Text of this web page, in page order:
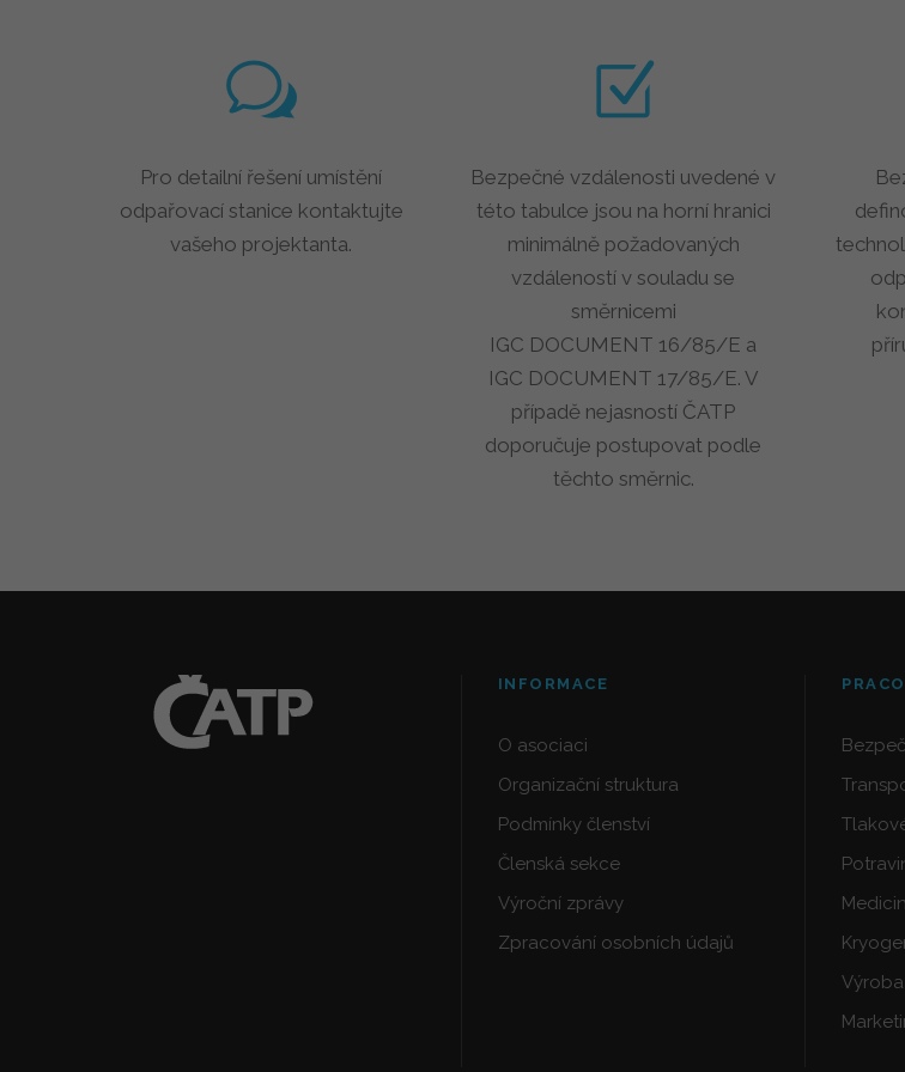
Pro detailní řešení umístění
odpařovací stanice kontaktujte
vašeho projektanta.
Bezpečné vzdálenosti uvedené v
této tabulce jsou na horní hranici
minimálně požadovaných
vzdáleností v souladu se
směrnicemi
IGC DOCUMENT 16/85/E a
IGC DOCUMENT 17/85/E. V
případě nejasností ČATP
doporučuje postupovat podle
těchto směrnic.
INFORMACE
O asociaci
Organizační struktura
Podmínky členství
Členská sekce
Výroční zprávy
Zpracování osobních údajů